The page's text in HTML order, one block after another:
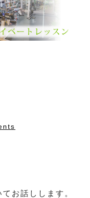
お話しします。